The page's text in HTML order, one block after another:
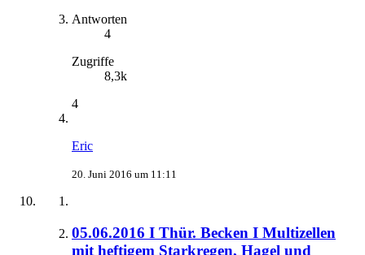
Antworten
4
Zugriffe
8,3k
4
Eric
20. Juni 2016 um 11:11
05.06.2016 I Thür. Becken I Multizellen
mit heftigem Starkregen, Hagel und